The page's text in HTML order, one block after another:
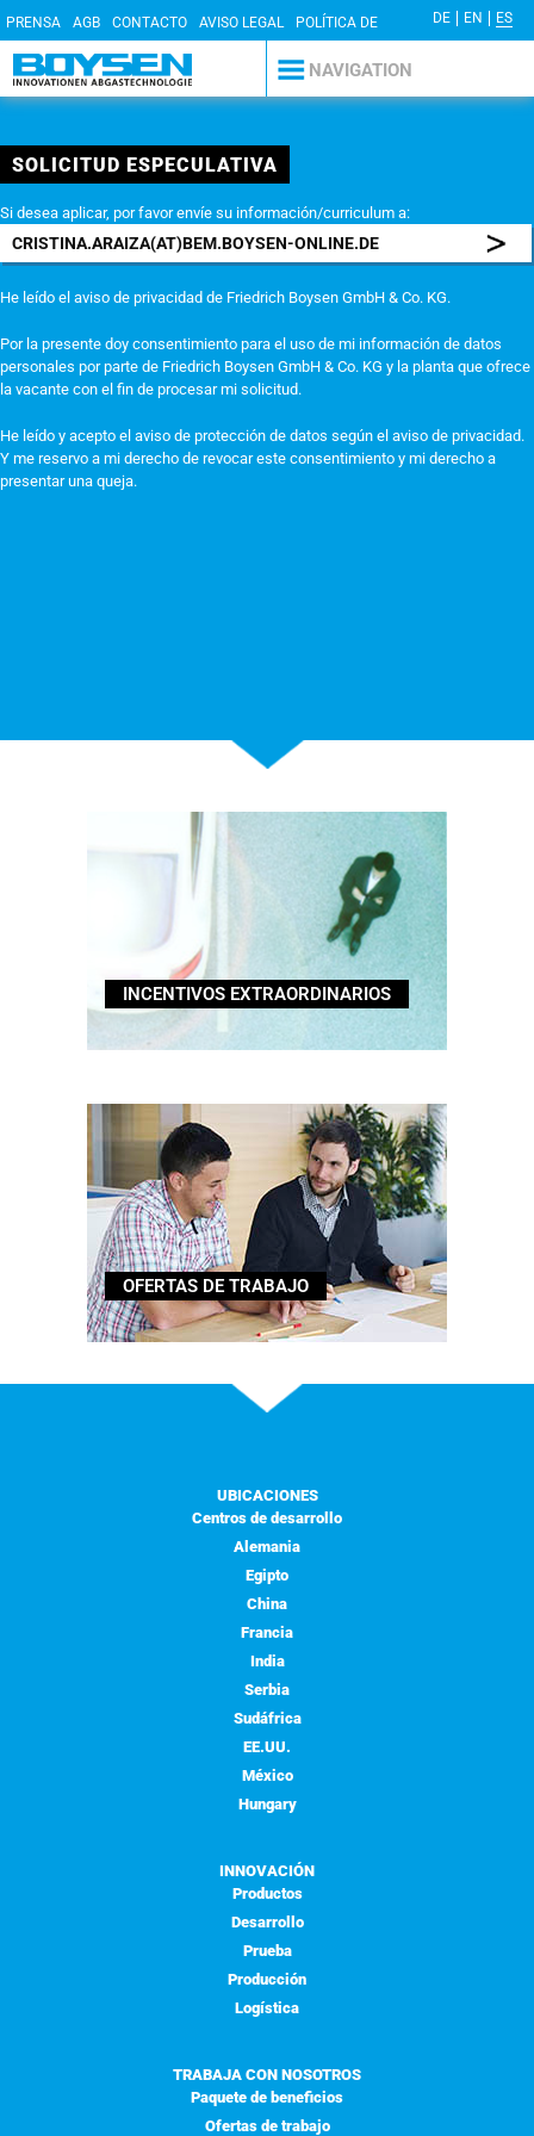
DE EN ES
PRENSA AGB CONTACTO AVISO LEGAL POLÍTICA DE
PRIVACIDAD NAVIGATION
SOLICITUD ESPECULATIVA
Si desea aplicar, por favor envíe su información/curriculum a:
CRISTINA.ARAIZA(AT)BEM.BOYSEN-ONLINE.DE
He leído el aviso de privacidad de Friedrich Boysen GmbH & Co. KG.
Por la presente doy consentimiento para el uso de mi información de datos
personales por parte de Friedrich Boysen GmbH & Co. KG y la planta que ofrece
la vacante con el fin de procesar mi solicitud.
He leído y acepto el aviso de protección de datos según el aviso de privacidad.
Y me reservo a mi derecho de revocar este consentimiento y mi derecho a
presentar una queja.
INCENTIVOS EXTRAORDINARIOS
OFERTAS DE TRABAJO
UBICACIONES
Centros de desarrollo
Alemania
Egipto
China
Francia
India
Serbia
Sudáfrica
EE.UU.
México
Hungary
INNOVACIÓN
Productos
Desarrollo
Prueba
Producción
Logística
TRABAJA CON NOSOTROS
Paquete de beneficios
Ofertas de trabajo